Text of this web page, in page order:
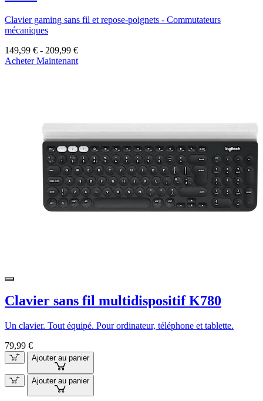
Clavier gaming sans fil et repose-poignets - Commutateurs
mécaniques
149,99 € - 209,99 €
Acheter Maintenant
Clavier sans fil multidispositif K780
Un clavier. Tout équipé. Pour ordinateur, téléphone et tablette.
79,99 €
Ajouter au panier
Ajouter au panier